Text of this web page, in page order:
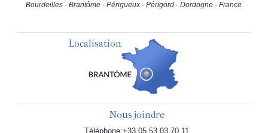
Bourdeilles - Brantôme - Périgueux - Périgord - Dordogne - France
Localisation
Nous joindre
Téléphone:+33 05.53.03.70.11